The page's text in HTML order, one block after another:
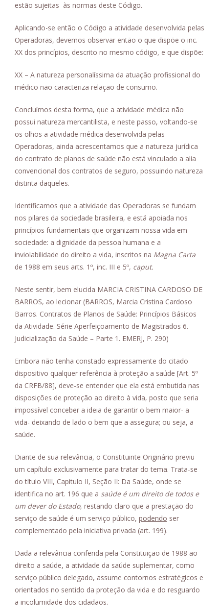
estão sujeitas às normas deste Código.
Aplicando-se então o Código a atividade desenvolvida pelas
Operadoras, devemos observar então o que dispõe o inc.
XX dos princípios, descrito no mesmo código, e que dispõe:
XX – A natureza personalíssima da atuação profissional do
médico não caracteriza relação de consumo.
Concluímos desta forma, que a atividade médica não
possui natureza mercantilista, e neste passo, voltando-se
os olhos a atividade médica desenvolvida pelas
Operadoras, ainda acrescentamos que a natureza jurídica
do contrato de planos de saúde não está vinculado a alia
convencional dos contratos de seguro, possuindo natureza
distinta daqueles.
Identificamos que a atividade das Operadoras se fundam
nos pilares da sociedade brasileira, e está apoiada nos
princípios fundamentais que organizam nossa vida em
sociedade: a dignidade da pessoa humana e a
inviolabilidade do direito a vida, inscritos na Magna Carta
de 1988 em seus arts. 1º, inc. III e 5º, caput.
Neste sentir, bem elucida MARCIA CRISTINA CARDOSO DE
BARROS, ao lecionar (BARROS, Marcia Cristina Cardoso
Barros. Contratos de Planos de Saúde: Princípios Básicos
da Atividade. Série Aperfeiçoamento de Magistrados 6.
Judicialização da Saúde – Parte 1. EMERJ, P. 290)
Embora não tenha constado expressamente do citado
dispositivo qualquer referência à proteção a saúde [Art. 5º
da CRFB/88], deve-se entender que ela está embutida nas
disposições de proteção ao direito à vida, posto que seria
impossível conceber a ideia de garantir o bem maior- a
vida- deixando de lado o bem que a assegura; ou seja, a
saúde.
Diante de sua relevância, o Constituinte Originário previu
um capítulo exclusivamente para tratar do tema. Trata-se
do título VIII, Capítulo II, Seção II: Da Saúde, onde se
identifica no art. 196 que a saúde é um direito de todos e
um dever do Estado, restando claro que a prestação do
serviço de saúde é um serviço público, podendo ser
complementado pela iniciativa privada (art. 199).
Dada a relevância conferida pela Constituição de 1988 ao
direito a saúde, a atividade da saúde suplementar, como
serviço público delegado, assume contornos estratégicos e
orientados no sentido da proteção da vida e do resguardo
a incolumidade dos cidadãos.